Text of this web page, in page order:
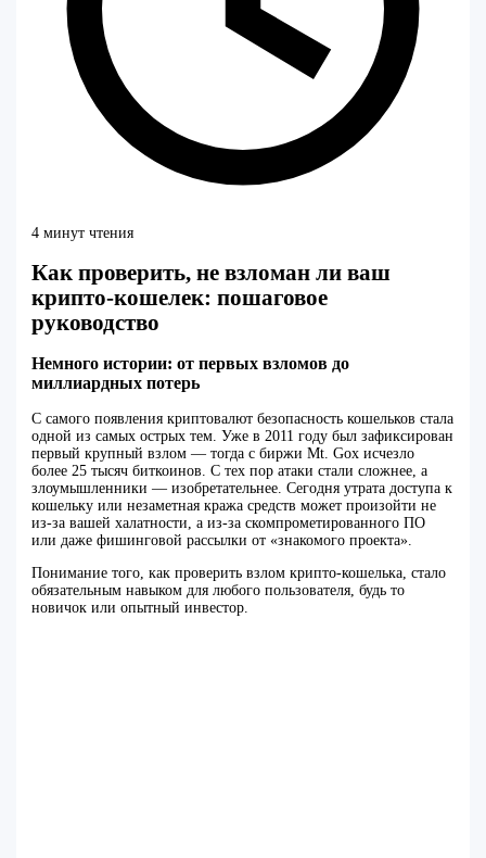
4 минут чтения
Как проверить, не взломан ли ваш
крипто-кошелек: пошаговое
руководство
Немного истории: от первых взломов до
миллиардных потерь
С самого появления криптовалют безопасность кошельков стала
одной из самых острых тем. Уже в 2011 году был зафиксирован
первый крупный взлом — тогда с биржи Mt. Gox исчезло
более 25 тысяч биткоинов. С тех пор атаки стали сложнее, а
злоумышленники — изобретательнее. Сегодня утрата доступа к
кошельку или незаметная кража средств может произойти не
из-за вашей халатности, а из-за скомпрометированного ПО
или даже фишинговой рассылки от «знакомого проекта».
Понимание того, как проверить взлом крипто-кошелька, стало
обязательным навыком для любого пользователя, будь то
новичок или опытный инвестор.